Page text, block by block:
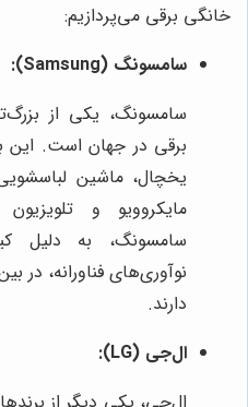
خانگی برقی می‌پردازیم:
سامسونگ (Samsung):
سامسونگ، یکی از
برقی در جهان است. این
یخچال، ماشین
مایکروویو و
سامسونگ، به دلیل
نوآوری‌های فناورانه، در
دارند.
ال‌جی (LG):